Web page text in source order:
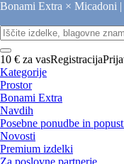
Bonami Extra × Micadoni |
10 € za vasRegistracija
Kategorije
Prostor
Bonami Extra
Navdih
Posebne ponudbe in
Novosti
Premium izdelki
Za poslovne partnerje